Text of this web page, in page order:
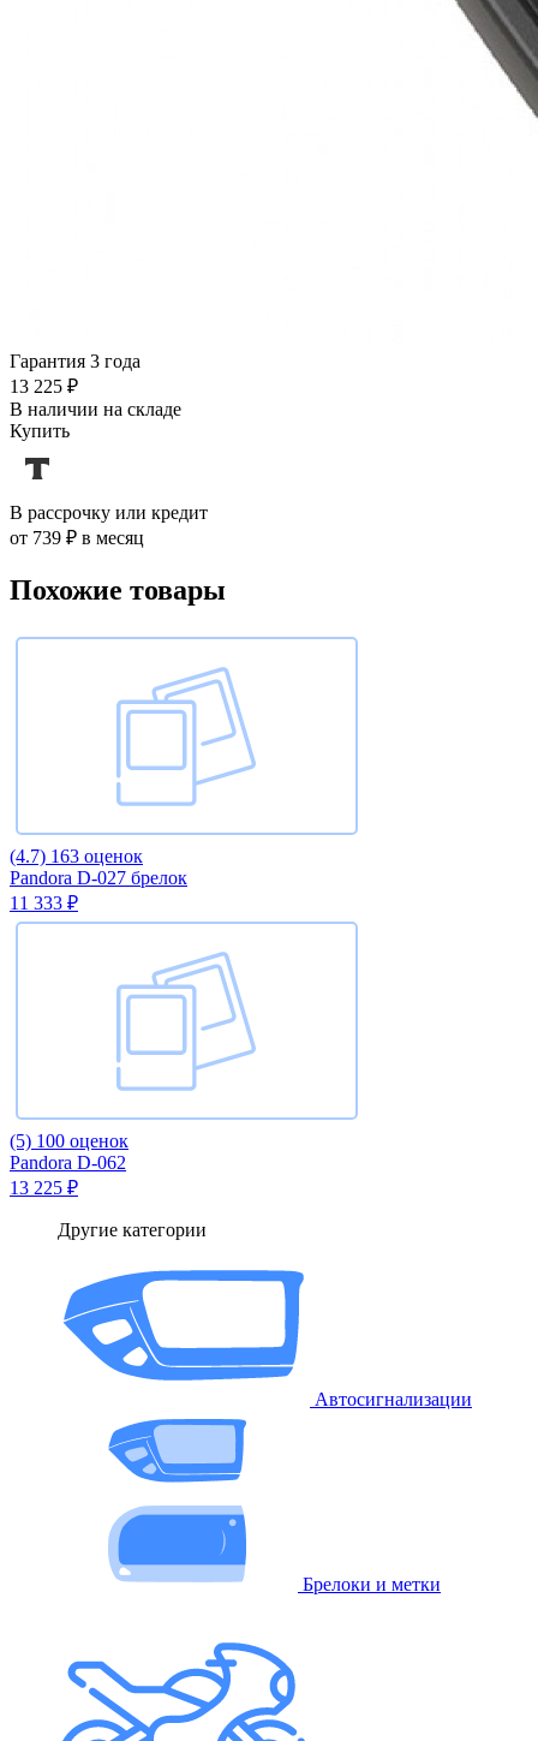
Гарантия 3 года
13 225 ₽
В наличии на складе
Купить
В рассрочку или кредит
от 739 ₽ в месяц
Похожие товары
(4.7) 163 оценок
Pandora D-027 брелок
11 333 ₽
(5) 100 оценок
Pandora D-062
13 225 ₽
Другие категории
Автосигнализации
Брелоки и метки